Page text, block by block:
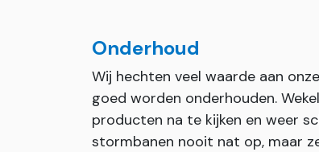
Onderhoud
Wij hechten veel waarde aan
goed worden onderhouden.
producten na te kijken en weer
stormbanen nooit nat op, maar